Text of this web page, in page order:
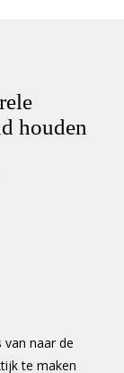
houden
naar de
te maken